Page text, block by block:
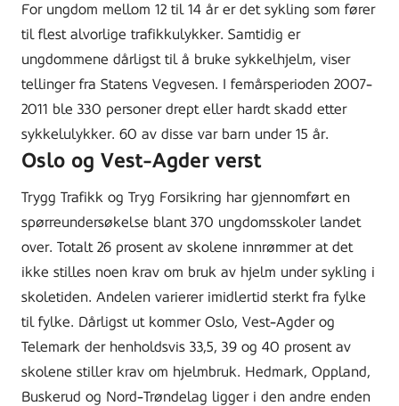
For ungdom mellom 12 til 14 år er det sykling som fører
til flest alvorlige trafikkulykker. Samtidig er
ungdommene dårligst til å bruke sykkelhjelm, viser
tellinger fra Statens Vegvesen. I femårsperioden 2007-
2011 ble 330 personer drept eller hardt skadd etter
sykkelulykker. 60 av disse var barn under 15 år.
Oslo og Vest-Agder verst
Trygg Trafikk og Tryg Forsikring har gjennomført en
spørreundersøkelse blant 370 ungdomsskoler landet
over. Totalt 26 prosent av skolene innrømmer at det
ikke stilles noen krav om bruk av hjelm under sykling i
skoletiden. Andelen varierer imidlertid sterkt fra fylke
til fylke. Dårligst ut kommer Oslo, Vest-Agder og
Telemark der henholdsvis 33,5, 39 og 40 prosent av
skolene stiller krav om hjelmbruk. Hedmark, Oppland,
Buskerud og Nord-Trøndelag ligger i den andre enden